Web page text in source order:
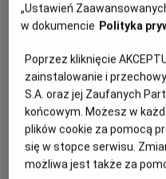
PREMIERA
24 października 2025
REŻYSERIA
Julia Max
OBSADA
Colby Minifie, Kate Burton,
OPIS FILMU
Napięta relacja matki z
przerażającą próbę, gdy
w żałobie matka
przywrócił jej męża do
wymyka się spod kontroli,
„Ustawień
w dokumencie Polityka
Poprzez kliknięcie
zainstalowanie i
S.A. oraz jej Zaufanych
końcowym. Możesz w
plików cookie za pomocą
się w stopce serwisu.
możliwa jest także za